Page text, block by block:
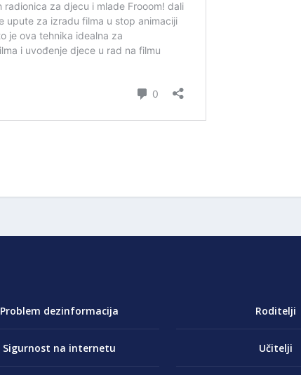
Problem dezinformacija
Sigurnost na internetu
Roditelji
Učitelji